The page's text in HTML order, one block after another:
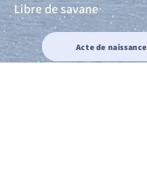
Libre de savane
Acte de naissance